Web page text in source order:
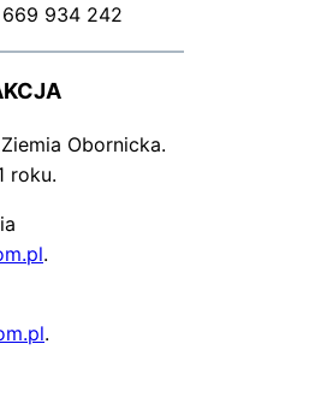
934 242
Obornicka.
roku.
.
.